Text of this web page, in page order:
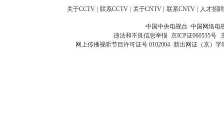
关于CCTV | 联系CCTV | 关于CNTV | 联系CNTV | 人才招聘
中国中央电视台 中国网络电
违法和不良信息举报 京ICP证060535号
网上传播视听节目许可证号 0102004 新出网证（京）